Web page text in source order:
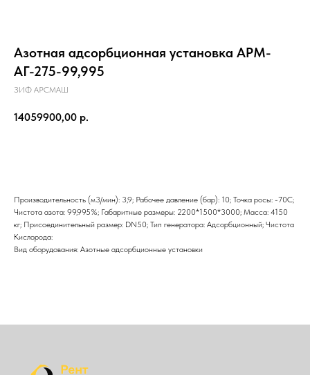
Азотная адсорбционная установка АРМ-
АГ-275-99,995
ЗИФ АРСМАШ
14059900,00 р.
Производительность (м3/мин): 3,9; Рабочее давление (бар): 10; Точка росы: -70С;
Чистота азота: 99,995%; Габаритные размеры: 2200*1500*3000; Масса: 4150
кг; Присоединительный размер: DN50; Тип генератора: Адсорбционный; Чистота
Кислорода:
Вид оборудования: Азотные адсорбционные установки